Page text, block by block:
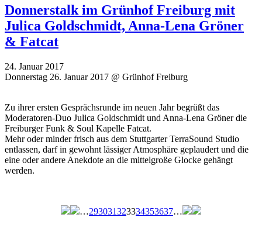
Donnerstalk im Grünhof Freiburg mit
Julica Goldschmidt, Anna-Lena Gröner
& Fatcat
24. Januar 2017
Donnerstag 26. Januar 2017 @ Grünhof Freiburg
Zu ihrer ersten Gesprächsrunde im neuen Jahr begrüßt das
Moderatoren-Duo Julica Goldschmidt und Anna-Lena Gröner die
Freiburger Funk & Soul Kapelle Fatcat.
Mehr oder minder frisch aus dem Stuttgarter TerraSound Studio
entlassen, darf in gewohnt lässiger Atmosphäre geplaudert und die
eine oder andere Anekdote an die mittelgroße Glocke gehängt
werden.
…293031323334353637…